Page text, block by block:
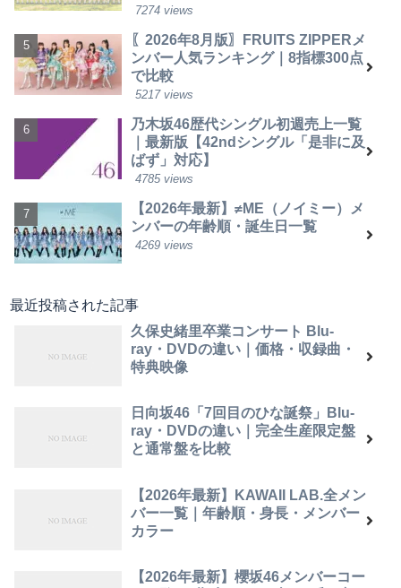
7274 views
〖2026年8月版〗FRUITS ZIPPERメ
ンバー人気ランキング｜8指標300点
で比較
5217 views
乃木坂46歴代シングル初週売上一覧
｜最新版【42ndシングル「是非に及
ばず」対応】
4785 views
【2026年最新】≠ME（ノイミー）メ
ンバーの年齢順・誕生日一覧
4269 views
最近投稿された記事
久保史緒里卒業コンサート Blu-
ray・DVDの違い｜価格・収録曲・
特典映像
日向坂46「7回目のひな誕祭」Blu-
ray・DVDの違い｜完全生産限定盤
と通常盤を比較
【2026年最新】KAWAII LAB.全メン
バー一覧｜年齢順・身長・メンバー
カラー
【2026年最新】櫻坂46メンバーコー